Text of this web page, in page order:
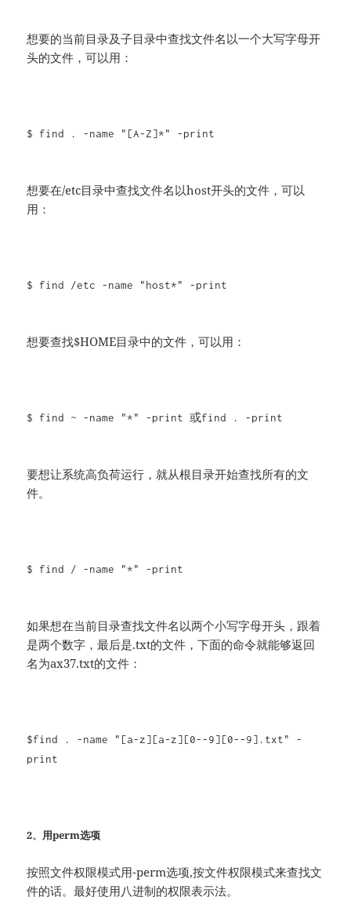
想要的当前目录及子目录中查找文件名以一个大写字母开
头的文件，可以用：
$ find . -name "[A-Z]*" -print
想要在/etc目录中查找文件名以host开头的文件，可以
用：
$ find /etc -name "host*" -print
想要查找$HOME目录中的文件，可以用：
$ find ~ -name "*" -print 或find . -print
要想让系统高负荷运行，就从根目录开始查找所有的文
件。
$ find / -name "*" -print
如果想在当前目录查找文件名以两个小写字母开头，跟着
是两个数字，最后是.txt的文件，下面的命令就能够返回
名为ax37.txt的文件：
$find . -name "[a-z][a-z][0--9][0--9].txt" -
print
2、用perm选项
按照文件权限模式用-perm选项,按文件权限模式来查找文
件的话。最好使用八进制的权限表示法。